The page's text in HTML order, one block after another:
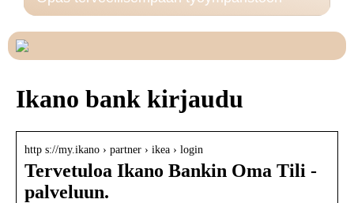
Ikano bank kirjaudu
http s://my.ikano › partner › ikea › login
Tervetuloa Ikano Bankin Oma Tili -
palveluun.